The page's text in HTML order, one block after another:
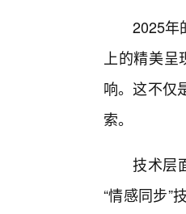
2025年
上的精美
响。这不仅
索。
技术层
“情感同步”